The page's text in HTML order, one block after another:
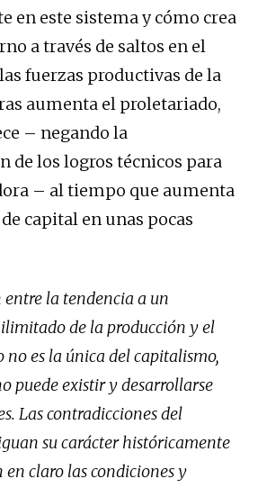
en este sistema y cómo crea
a través de saltos en el
fuerzas productivas de la
aumenta el proletariado,
– negando la
de los logros técnicos para
– al tiempo que aumenta
capital en unas pocas
la tendencia a un
de la producción y el
es la única del capitalismo,
puede existir y desarrollarse
Las contradicciones del
su carácter históricamente
claro las condiciones y